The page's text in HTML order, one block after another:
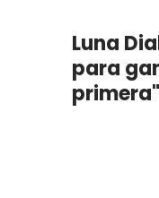
Luna
para
primera"